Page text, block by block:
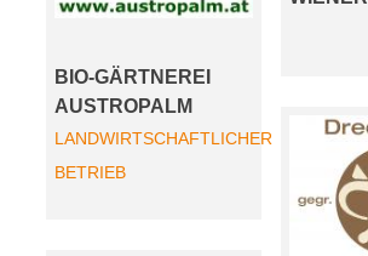
BIO-GÄRTNEREI
AUSTROPALM
LANDWIRTSCHAFTLICHER
BETRIEB